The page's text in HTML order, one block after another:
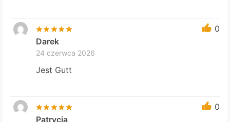
0
Darek
24 czerwca 2026
Jest Gutt
0
Patrycja